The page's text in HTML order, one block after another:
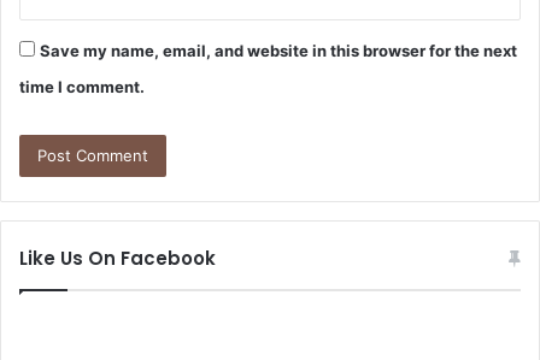
Save my name, email, and website in this browser for the next
time I comment.
Like Us On Facebook